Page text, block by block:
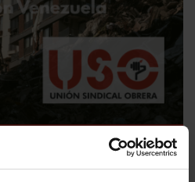
con las víctimas de los